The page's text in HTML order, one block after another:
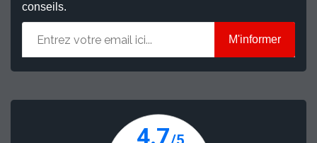
conseils.
M'informer